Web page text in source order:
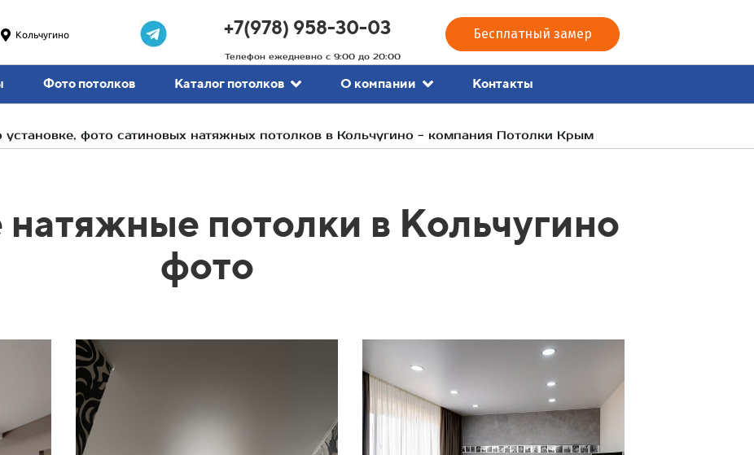
Кольчугино +7(978) 958-30-03
Телефон ежедневно с 9:00 до 20:00
Бесплатный замер
Фото потолков Каталог потолков О компании Контакты
фото сатиновых натяжных потолков в Кольчугино - компания Потолки Крым
потолки в Кольчугино
фото